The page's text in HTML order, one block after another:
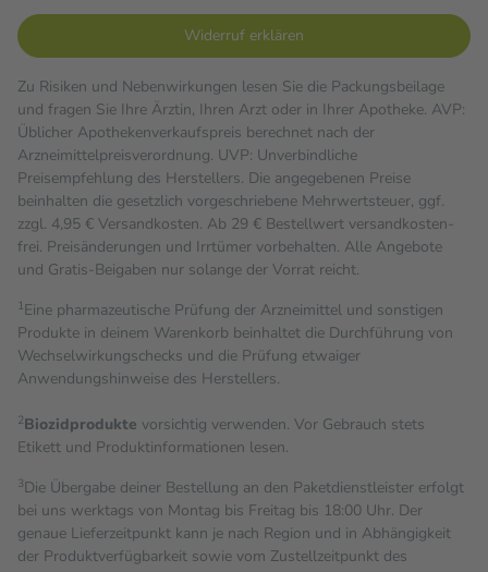
Widerruf erklären
Zu Risiken und Nebenwirkungen lesen Sie die Packungsbeilage
und fragen Sie Ihre Ärztin, Ihren Arzt oder in Ihrer Apotheke. AVP:
Üblicher Apothekenverkaufspreis berechnet nach der
Arzneimittelpreisverordnung. UVP: Unverbindliche
Preisempfehlung des Herstellers. Die angegebenen Preise
beinhalten die gesetzlich vorgeschriebene Mehrwertsteuer, ggf.
zzgl. 4,95 € Versandkosten. Ab 29 € Bestell­wert versand­kosten­
frei. Preisänderungen und Irrtümer vorbehalten. Alle Angebote
und Gratis-Beigaben nur solange der Vorrat reicht.
1Eine pharmazeutische Prüfung der Arzneimittel und sonstigen
Produkte in deinem Warenkorb beinhaltet die Durchführung von
Wechselwirkungschecks und die Prüfung etwaiger
Anwendungshinweise des Herstellers.
2Biozidprodukte vorsichtig verwenden. Vor Gebrauch stets
Etikett und Produktinformationen lesen.
3Die Übergabe deiner Bestellung an den Paketdienstleister erfolgt
bei uns werktags von Montag bis Freitag bis 18:00 Uhr. Der
genaue Lieferzeitpunkt kann je nach Region und in Abhängigkeit
der Produktverfügbarkeit sowie vom Zustellzeitpunkt des